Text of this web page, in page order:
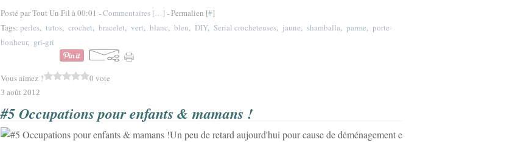
Posté par Tout Un Fil à 00:01 -Commentaires […] - Permalien [#]
Tags: perles, tutos, crochet, bracelet, vert, blanc, bleu, DIY, Serial crocheteuses, jaune, shamballa, parme, porte-
bonheur, gri-gri
Vous aimez ? 0 vote
3 août 2012
#5 Occupations pour enfants & mamans !
Un peu de retard aujourd'hui pour cause de déménagement e